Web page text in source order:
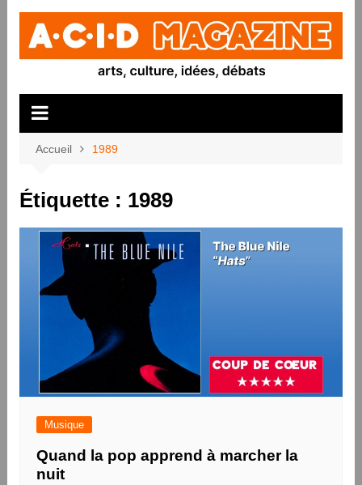
Aller
contenu
Accueil 1989
Étiquette : 1989
Musique
Quand la pop apprend à marcher la
nuit